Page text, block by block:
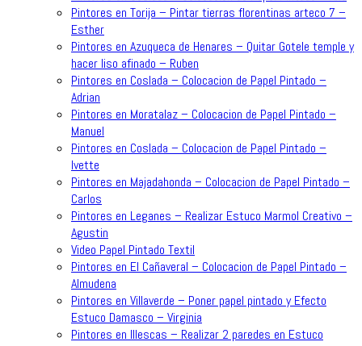
Pintores en Torija – Pintar tierras florentinas arteco 7 –
Esther
Pintores en Azuqueca de Henares – Quitar Gotele temple y
hacer liso afinado – Ruben
Pintores en Coslada – Colocacion de Papel Pintado –
Adrian
Pintores en Moratalaz – Colocacion de Papel Pintado –
Manuel
Pintores en Coslada – Colocacion de Papel Pintado –
Ivette
Pintores en Majadahonda – Colocacion de Papel Pintado –
Carlos
Pintores en Leganes – Realizar Estuco Marmol Creativo –
Agustin
Video Papel Pintado Textil
Pintores en El Cañaveral – Colocacion de Papel Pintado –
Almudena
Pintores en Villaverde – Poner papel pintado y Efecto
Estuco Damasco – Virginia
Pintores en Illescas – Realizar 2 paredes en Estuco